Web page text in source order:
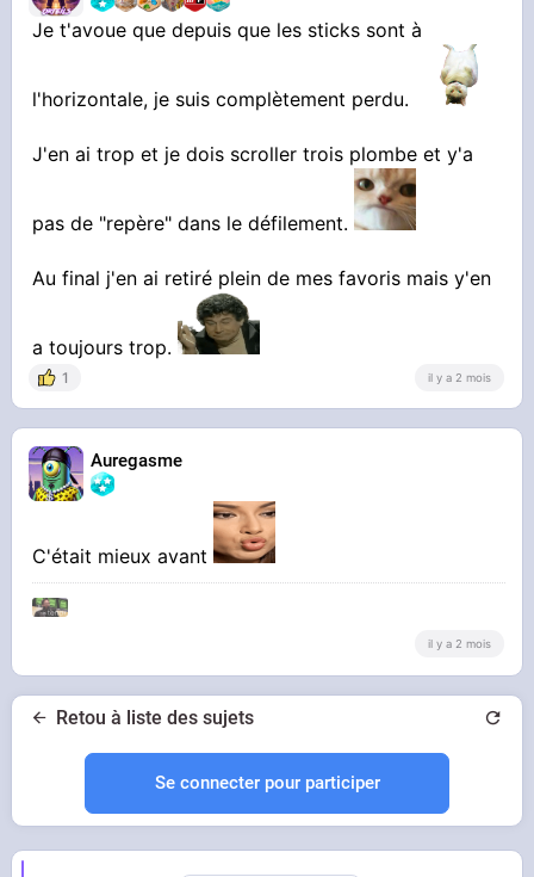
Je t'avoue que depuis que les sticks sont à
l'horizontale, je suis complètement perdu.
J'en ai trop et je dois scroller trois plombe et y'a
pas de "repère" dans le défilement.
Au final j'en ai retiré plein de mes favoris mais y'en
a toujours trop.
1 il y a 2 mois
Auregasme
C'était mieux avant
il y a 2 mois
Retou à liste des sujets
Se connecter pour participer